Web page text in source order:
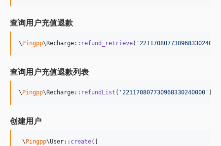
查询用户充值退款
\ Pingpp\Recharge:: refund_retrieve( '
查询用户充值退款列表
\ Pingpp\Recharge:: refundList ( '221170807730968330240000 ' )
创建用户
\ Pingpp\User:: create([